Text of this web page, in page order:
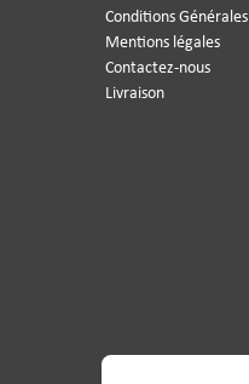
Conditions Générales
Mentions légales
Contactez-nous
Livraison